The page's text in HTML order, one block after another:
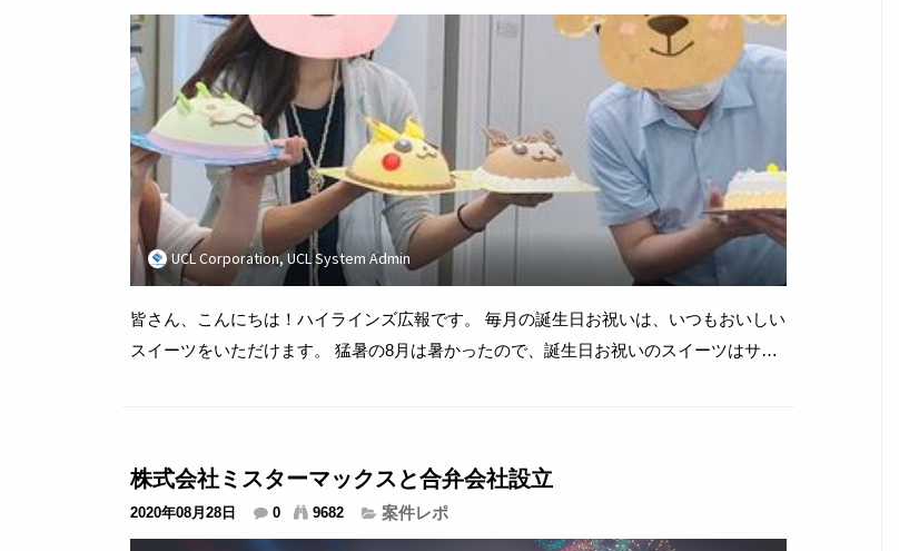
UCL Corporation, UCL System Admin
皆さん、こんにちは！ハイラインズ広報です。 毎月の誕生日お祝いは、いつもおいしい
スイーツをいただけます。 猛暑の8月は暑かったので、誕生日お祝いのスイーツはサー
株式会社ミスターマックスと合弁会社設立
2020年08月28日 0 9682 案件レポ